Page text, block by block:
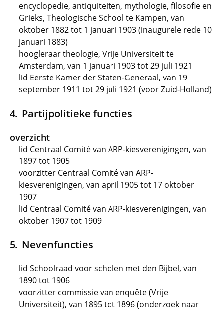
encyclopedie, antiquiteiten, mythologie, filosofie en
Grieks, Theologische School te Kampen, van
oktober 1882 tot 1 januari 1903 (inaugurele rede 10
januari 1883)
hoogleraar theologie, Vrije Universiteit te
Amsterdam, van 1 januari 1903 tot 29 juli 1921
lid Eerste Kamer der Staten-Generaal, van 19
september 1911 tot 29 juli 1921 (voor Zuid-Holland)
Partijpolitieke functies
overzicht
lid Centraal Comité van ARP-kiesverenigingen, van
1897 tot 1905
voorzitter Centraal Comité van ARP-
kiesverenigingen, van april 1905 tot 17 oktober
1907
lid Centraal Comité van ARP-kiesverenigingen, van
oktober 1907 tot 1909
Nevenfuncties
lid Schoolraad voor scholen met den Bijbel, van
1890 tot 1906
voorzitter commissie van enquête (Vrije
Universiteit), van 1895 tot 1896 (onderzoek naar